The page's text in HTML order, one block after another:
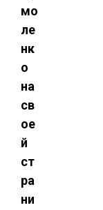
мо
ле
нк
о
на
св
ое
й
ст
ра
ни